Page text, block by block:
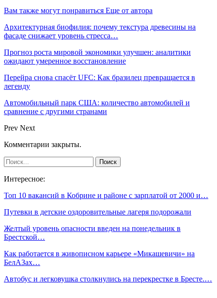
Вам также могут понравиться Еще от автора
Архитектурная биофилия: почему текстура древесины на
фасаде снижает уровень стресса…
Прогноз роста мировой экономики улучшен: аналитики
ожидают умеренное восстановление
Перейра снова спасёт UFC: Как бразилец превращается в
легенду
Автомобильный парк США: количество автомобилей и
сравнение с другими странами
Prev Next
Комментарии закрыты.
Интересное:
Топ 10 вакансий в Кобрине и районе с зарплатой от 2000 и…
Путевки в детские оздоровительные лагеря подорожали
Желтый уровень опасности введен на понедельник в
Брестской…
Как работается в живописном карьере «Микашевичи» на
БелАЗах…
Автобус и легковушка столкнулись на перекрестке в Бресте.…